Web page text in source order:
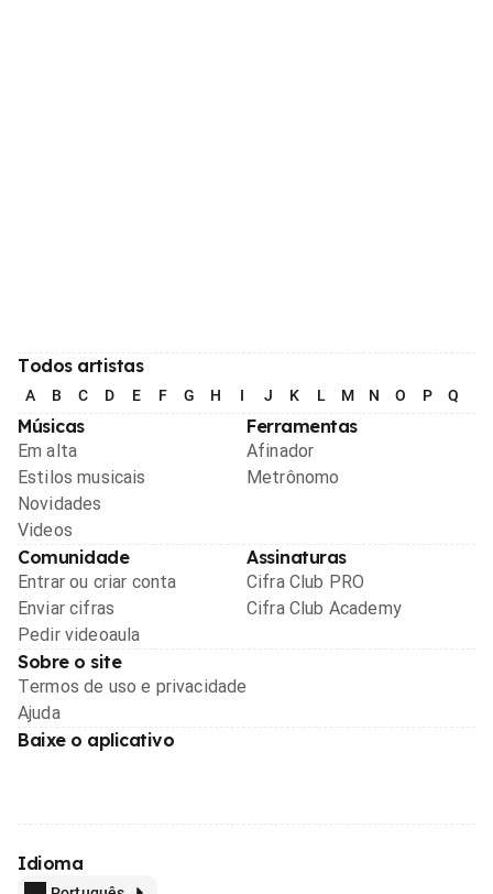
Todos artistas
A B C D E F G H I J K L M N O P Q
Músicas
Em alta
Estilos musicais
Novidades
Videos
Ferramentas
Afinador
Metrônomo
Comunidade
Entrar ou criar conta
Enviar cifras
Pedir videoaula
Assinaturas
Cifra Club PRO
Cifra Club Academy
Sobre o site
Termos de uso e privacidade
Ajuda
Baixe o aplicativo
Idioma